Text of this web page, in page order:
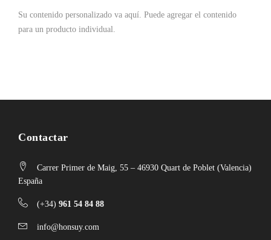
Su contenido personalizado va aquí. Puede agregar el contenido
para un producto individual.
Contactar
Carrer Primer de Maig, 55 – 46930 Quart de Poblet (Valencia)
España
(+34) 961 54 84 88
info@honsuy.com